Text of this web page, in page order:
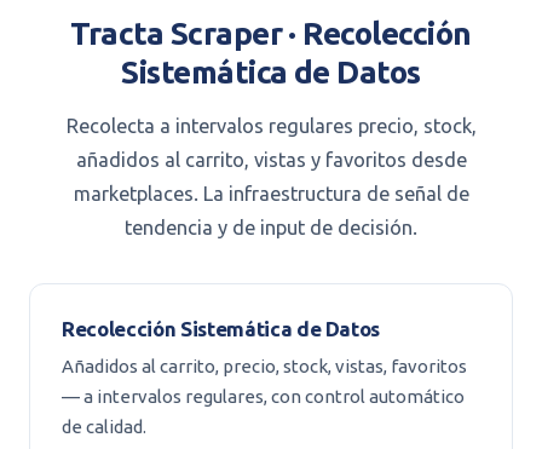
Tracta Scraper · Recolección
Sistemática de Datos
Recolecta a intervalos regulares precio, stock,
añadidos al carrito, vistas y favoritos desde
marketplaces. La infraestructura de señal de
tendencia y de input de decisión.
Recolección Sistemática de Datos
Añadidos al carrito, precio, stock, vistas, favoritos
— a intervalos regulares, con control automático
de calidad.